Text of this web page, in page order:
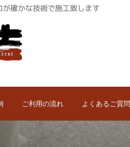
確かな技術で施工致します
ご利用の流れ よくあるご質問